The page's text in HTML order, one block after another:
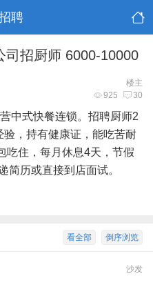
聘
司招厨师 6000-10000
楼主
925 30
中式快餐连锁。招聘厨师2
，持有健康证，能吃苦耐
吃住，每月休息4天，节假
简历或直接到店面试。
倒序浏览
看全部
沙发